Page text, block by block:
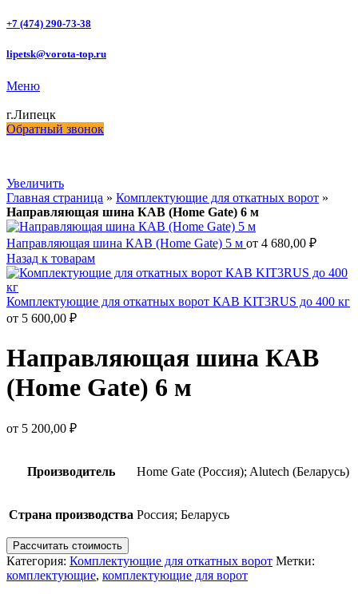
+7 (474) 290-73-38
lipetsk@vorota-top.ru
Меню
г.Липецк
Обратный звонок
Увеличить
Главная страница » Комплектующие для откатных ворот »
Направляющая шина КАВ (Home Gate) 6 м
Направляющая шина КАВ (Home Gate) 5 м от 4 680,00 ₽
Назад к товарам
Комплектующие для откатных ворот КАВ KIT3RUS до 400 кг
от 5 600,00 ₽
Направляющая шина КАВ
(Home Gate) 6 м
от 5 200,00 ₽
Производитель Home Gate (Россия); Alutech (Беларусь)
Страна производства Россия; Беларусь
Рассчитать стоимость
Категория: Комплектующие для откатных ворот Метки:
комплектующие, комплектующие для ворот